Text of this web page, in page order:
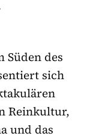
Süden des
sich
Reinkultur,
und das